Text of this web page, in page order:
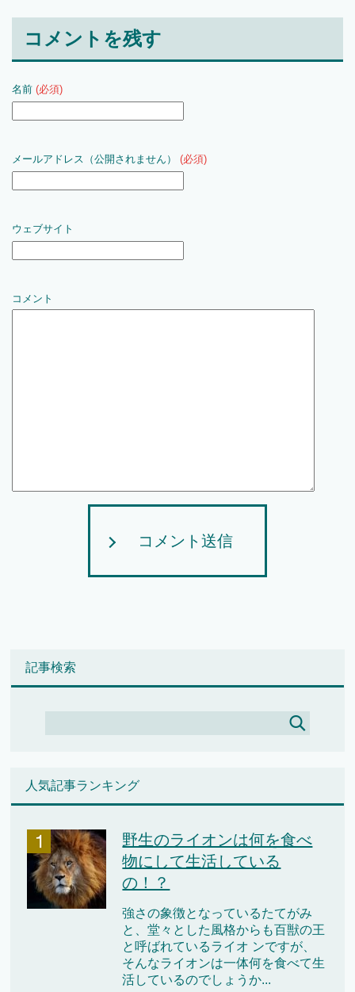
コメントを残す
名前 (必須)
メールアドレス（公開されません） (必須)
ウェブサイト
コメント
コメント送信
記事検索
人気記事ランキング
野生のライオンは何を食べ
物にして生活している
の！？
強さの象徴となっているたてがみ
と、堂々とした風格からも百獣の王
と呼ばれているライオ ンですが、
そんなライオンは一体何を食べて生
活しているのでしょうか...